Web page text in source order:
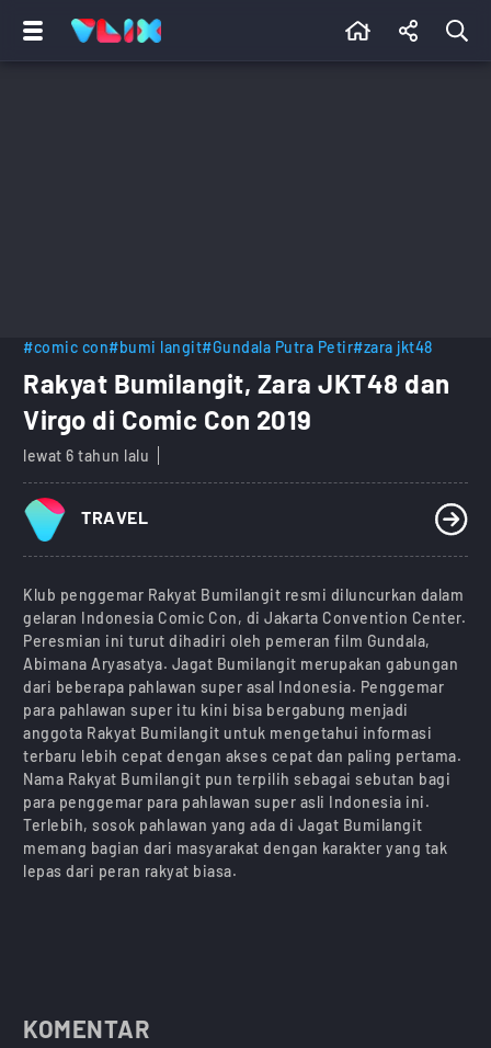
#comic con#bumi langit#Gundala Putra Petir#zara jkt48
Rakyat Bumilangit, Zara JKT48 dan
Virgo di Comic Con 2019
lewat 6 tahun lalu
TRAVEL
Klub penggemar Rakyat Bumilangit resmi diluncurkan dalam
gelaran Indonesia Comic Con, di Jakarta Convention Center.
Peresmian ini turut dihadiri oleh pemeran film Gundala,
Abimana Aryasatya. Jagat Bumilangit merupakan gabungan
dari beberapa pahlawan super asal Indonesia. Penggemar
para pahlawan super itu kini bisa bergabung menjadi
anggota Rakyat Bumilangit untuk mengetahui informasi
terbaru lebih cepat dengan akses cepat dan paling pertama.
Nama Rakyat Bumilangit pun terpilih sebagai sebutan bagi
para penggemar para pahlawan super asli Indonesia ini.
Terlebih, sosok pahlawan yang ada di Jagat Bumilangit
memang bagian dari masyarakat dengan karakter yang tak
lepas dari peran rakyat biasa.
KOMENTAR